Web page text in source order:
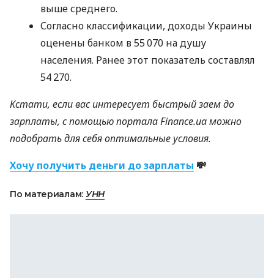
выше среднего.
Согласно классификации, доходы Украины
оценены банком в 55 070 на душу
населения. Ранее этот показатель составлял
54 270.
Кстати, если вас интересует быстрый заем до
зарплаты, с помощью портала Finance.ua можно
подобрать для себя оптимальные условия.
Хочу получить деньги до зарплаты 💸
По материалам: УНН